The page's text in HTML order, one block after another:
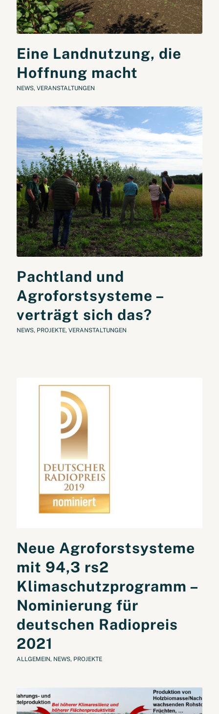
Eine Landnutzung, die
Hoffnung macht
NEWS, VERANSTALTUNGEN
Pachtland und
Agroforstsysteme –
verträgt sich das?
NEWS, PROJEKTE, VERANSTALTUNGEN
Neue Agroforstsysteme
mit 94,3 rs2
Klimaschutzprogramm –
Nominierung für
deutschen Radiopreis
2021
ALLGEMEIN, NEWS, PROJEKTE